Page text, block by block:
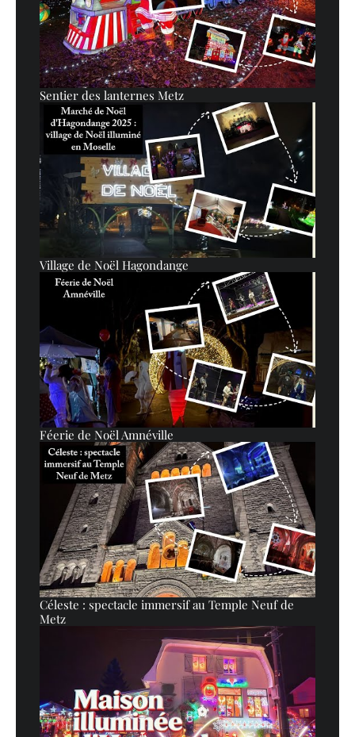
Sentier des lanternes Metz
Village de Noël Hagondange
Féerie de Noël Amnéville
Céleste : spectacle immersif au Temple Neuf de
Metz